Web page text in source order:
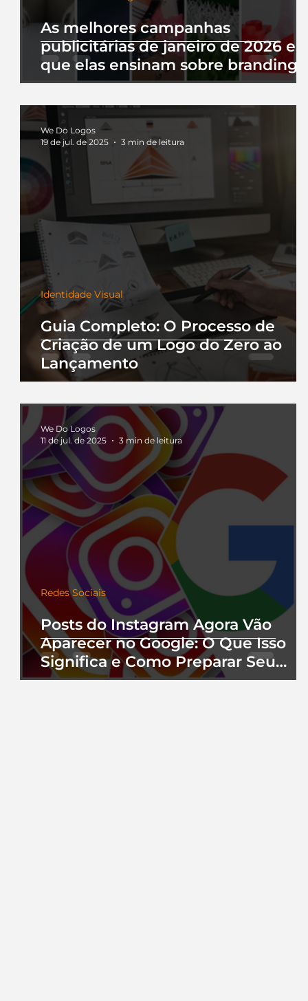
As melhores campanhas
publicitárias de janeiro de 2026 e
que elas ensinam sobre branding
Guia Completo: O Processo de
Criação de um Logo do Zero ao
Lançamento
Identidade Visual
We Do Logos
19 de jul. de 2025
3 min de leitura
Posts do Instagram Agora Vão
Aparecer no Google: O Que Isso
Significa e Como Preparar Seu
Perfil
Redes Sociais
We Do Logos
11 de jul. de 2025
3 min de leitura